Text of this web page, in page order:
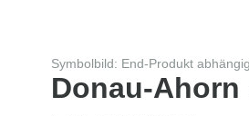
Symbolbild: End-Produkt
Donau-Ahorn